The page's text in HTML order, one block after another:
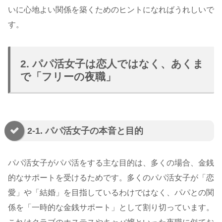
いに心地よい関係を築くためのヒントになればうれしいで
す。
2. パパ活女子は恋人ではなく、あくま
で「フリーの夜職」
2-1. パパ活女子の本音と目的
パパ活女子がパパ活をする主な目的は、多くの場合、金銭
的なサポートを受けるためです。多くのパパ活女子が「恋
愛」や「結婚」を目指しているわけではなく、パパとの関
係を「一時的な金銭サポート」として割り切っています。